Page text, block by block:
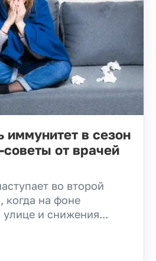
иммунитет в сезон
от врачей
во второй
когда на фоне
и снижения...